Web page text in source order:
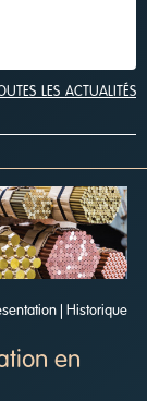
les actualités
| Historique
en